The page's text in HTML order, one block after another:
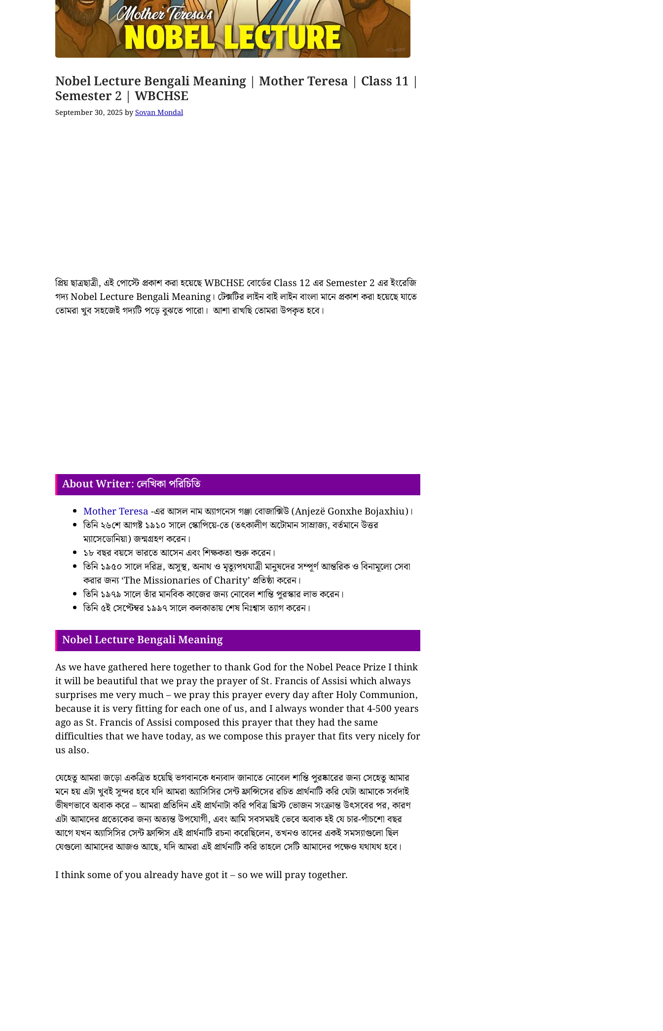
Nobel Lecture Bengali Meaning | Mother Teresa | Class 11 |
Semester 2 | WBCHSE
September 30, 2025 bySovan Mondal
প্রিয় ছাত্রছাত্রী, এই পোস্টে প্রকাশ করা হয়েছে WBCHSE বোর্ডের Class 12 এর Semester 2 এর ইংরেজি
গদ্য Nobel Lecture Bengali Meaning। টেক্সটির লাইন বাই লাইন বাংলা মানে প্রকাশ করা হয়েছে যাতে
তোমরা খুব সহজেই গদ্যটি পড়ে বুঝতে পারো। আশা রাখছি তোমরা উপকৃত হবে।
About Writer: লেখিকা পরিচিতি
Mother Teresa-এর আসল নাম অ্যাগনেস গঞ্জা বোজাক্সিউ (Anjezë Gonxhe Bojaxhiu)।
তিনি ২৬শে আগষ্ট ১৯১০ সালে স্কোপিয়ে-তে (তৎকালীণ অটোমান সাম্রাজ্য, বর্তমানে উত্তর
ম্যাসেডোনিয়া) জন্মগ্রহণ করেন।
১৮ বছর বয়সে ভারতে আসেন এবং শিক্ষকতা শুরু করেন।
তিনি ১৯৫০ সালে দরিদ্র, অসুস্থ, অনাথ ও মৃত্যুপথযাত্রী মানুষদের সম্পূর্ণ আন্তরিক ও বিনামূল্যে সেবা
করার জন্য ‘The Missionaries of Charity’ প্রতিষ্ঠা করেন।
তিনি ১৯৭৯ সালে তাঁর মানবিক কাজের জন্য নোবেল শান্তি পুরস্কার লাভ করেন।
তিনি ৫ই সেপ্টেম্বর ১৯৯৭ সালে কলকাতায় শেষ নিঃশ্বাস ত্যাগ করেন।
Nobel Lecture Bengali Meaning
As we have gathered here together to thank God for the Nobel Peace Prize I think
it will be beautiful that we pray the prayer of St. Francis of Assisi which always
surprises me very much – we pray this prayer every day after Holy Communion,
because it is very fitting for each one of us, and I always wonder that 4-500 years
ago as St. Francis of Assisi composed this prayer that they had the same
difficulties that we have today, as we compose this prayer that fits very nicely for
us also.
যেহেতু আমরা জড়ো একত্রিত হয়েছি ভগবানকে ধন্যবাদ জানাতে নোবেল শান্তি পুরষ্কারের জন্য সেহেতু আমার
মনে হয় এটা খুবই সুন্দর হবে যদি আমরা অ্যাসিসির সেন্ট ফ্রান্সিসের রচিত প্রার্থনাটি করি যেটা আমাকে সর্বদাই
ভীষণভাবে অবাক করে – আমরা প্রতিদিন এই প্রার্থনাটা করি পবিত্র খ্রিস্ট ভোজন সংক্রান্ত উৎসবের পর, কারণ
এটা আমাদের প্রত্যেকের জন্য অত্যন্ত উপযোগী, এবং আমি সবসময়ই ভেবে অবাক হই যে চার-পাঁচশো বছর
আগে যখন অ্যাসিসির সেন্ট ফ্রান্সিস এই প্রার্থনাটি রচনা করেছিলেন, তখনও তাদের একই সমস্যাগুলো ছিল
যেগুলো আমাদের আজও আছে, যদি আমরা এই প্রার্থনাটি করি তাহলে সেটি আমাদের পক্ষেও যথাযথ হবে।
I think some of you already have got it – so we will pray together.